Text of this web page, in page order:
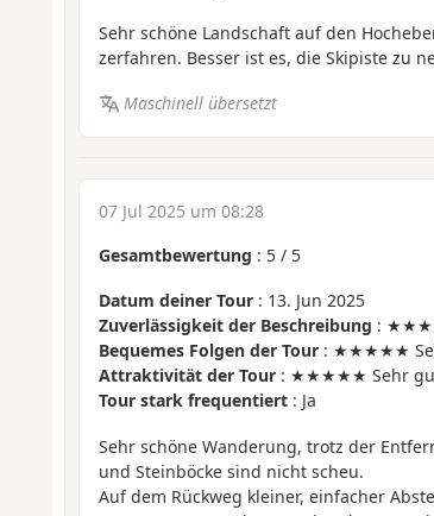
Sehr schöne Landschaft auf den
zerfahren. Besser ist es, die Skipiste zu
Maschinell übersetzt
07 Jul 2025 um 08:28
Gesamtbewertung : 5/ 5
Datum deiner Tour: 13. Jun 2025
Zuverlässigkeit der Beschreibung :
Bequemes Folgen der Tour: ★★★★★
Attraktivität der Tour: ★★★★★ Sehr
Tour stark frequentiert: Ja
Sehr schöne Wanderung, trotz der
und Steinböcke sind nicht scheu.
Auf dem Rückweg kleiner, einfacher